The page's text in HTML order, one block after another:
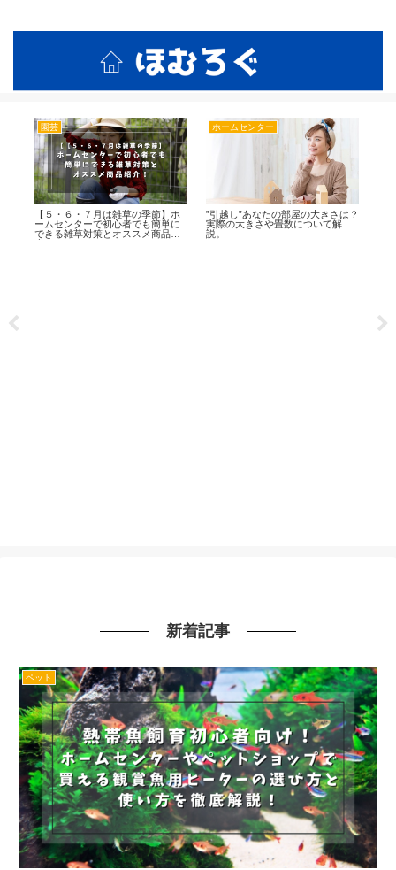
園芸
【５・６・７月は雑草の季節】ホ
ームセンターで初心者でも簡単に
できる雑草対策とオススメ商品紹
ホームセンター
”引越し”あなたの部屋の大きさは？
実際の大きさや畳数について解
説。
新着記事
ペット